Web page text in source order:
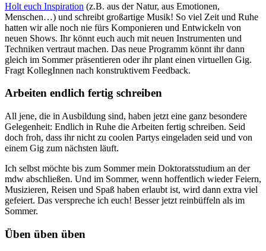
Holt euch Inspiration (z.B. aus der Natur, aus Emotionen,
Menschen…) und schreibt großartige Musik! So viel Zeit und Ruhe
hatten wir alle noch nie fürs Komponieren und Entwickeln von
neuen Shows. Ihr könnt euch auch mit neuen Instrumenten und
Techniken vertraut machen. Das neue Programm könnt ihr dann
gleich im Sommer präsentieren oder ihr plant einen virtuellen Gig.
Fragt KollegInnen nach konstruktivem Feedback.
Arbeiten endlich fertig schreiben
All jene, die in Ausbildung sind, haben jetzt eine ganz besondere
Gelegenheit: Endlich in Ruhe die Arbeiten fertig schreiben. Seid
doch froh, dass ihr nicht zu coolen Partys eingeladen seid und von
einem Gig zum nächsten läuft.
Ich selbst möchte bis zum Sommer mein Doktoratsstudium an der
mdw abschließen. Und im Sommer, wenn hoffentlich wieder Feiern,
Musizieren, Reisen und Spaß haben erlaubt ist, wird dann extra viel
gefeiert. Das verspreche ich euch! Besser jetzt reinbüffeln als im
Sommer.
Üben üben üben